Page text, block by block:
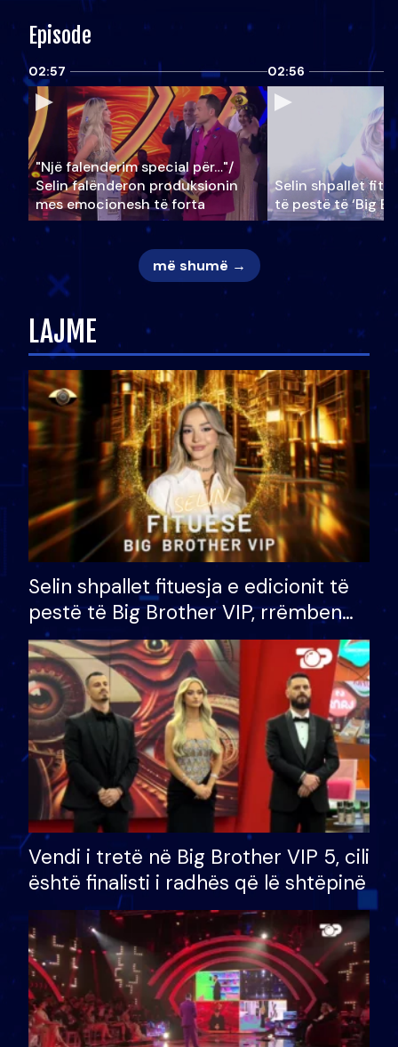
Episode
02:57
"Një falenderim special për…"/
Selin falënderon produksionin
mes emocionesh të forta
02:56
Selin shpallet
të pestë të ‘Big
më shumë →
LAJME
Selin shpallet fituesja e edicionit të
pestë të Big Brother VIP, rrëmben
çmimin e madh prej 100 mijë eurosh
Vendi i tretë në Big Brother VIP 5, cili
është finalisti i radhës që lë shtëpinë